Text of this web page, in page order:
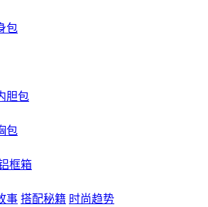
包
胆包
包
框箱
事 搭配秘籍 时尚趋势